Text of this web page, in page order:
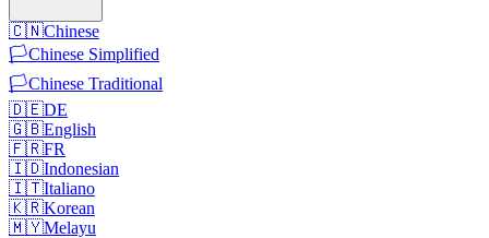
🇨🇳Chinese
🏳️Chinese Simplified
🏳️Chinese Traditional
🇩🇪DE
🇬🇧English
🇫🇷FR
🇮🇩Indonesian
🇮🇹Italiano
🇰🇷Korean
🇲🇾Melayu